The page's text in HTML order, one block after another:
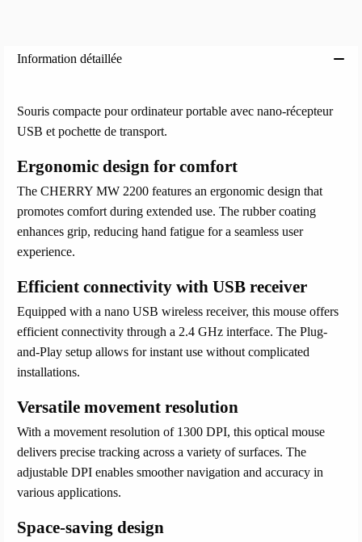
Information détaillée
Souris compacte pour ordinateur portable avec nano-récepteur
USB et pochette de transport.
Ergonomic design for comfort
The CHERRY MW 2200 features an ergonomic design that
promotes comfort during extended use. The rubber coating
enhances grip, reducing hand fatigue for a seamless user
experience.
Efficient connectivity with USB receiver
Equipped with a nano USB wireless receiver, this mouse offers
efficient connectivity through a 2.4 GHz interface. The Plug-
and-Play setup allows for instant use without complicated
installations.
Versatile movement resolution
With a movement resolution of 1300 DPI, this optical mouse
delivers precise tracking across a variety of surfaces. The
adjustable DPI enables smoother navigation and accuracy in
various applications.
Space-saving design